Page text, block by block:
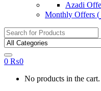
Search
for:
0 ₨0
No products in the cart.